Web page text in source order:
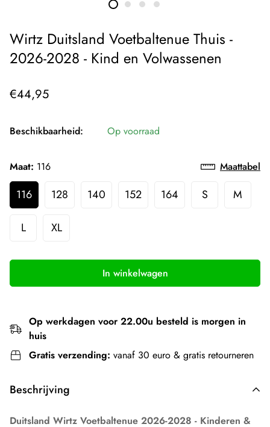
Wirtz Duitsland Voetbaltenue Thuis -
2026-2028 - Kind en Volwassenen
Normale
€44,95
Beschikbaarheid: Op voorraad
Maat: 116 Maattabel
116 128 140 152 164 S M
L XL
In winkelwagen
Op werkdagen voor 22.00u besteld is morgen in
huis
Gratis verzending: vanaf 30 euro & gratis retourneren
Beschrijving
Duitsland Wirtz Voetbaltenue 2026-2028 - Kinderen &